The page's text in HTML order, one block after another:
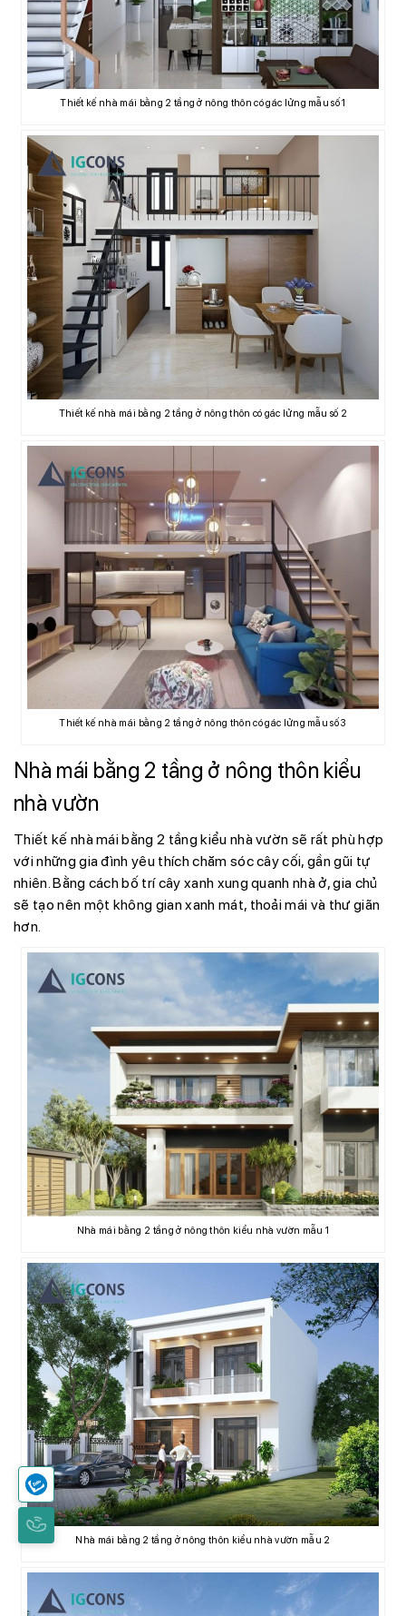
Thiết kế nhà mái bằng 2 tầng ở nông thôn có gác lửng mẫu số 1
Thiết kế nhà mái bằng 2 tầng ở nông thôn có gác lửng mẫu số 2
Thiết kế nhà mái bằng 2 tầng ở nông thôn có gác lửng mẫu số 3
Nhà mái bằng 2 tầng ở nông thôn kiểu
nhà vườn
Thiết kế nhà mái bằng 2 tầng kiểu nhà vườn sẽ rất phù hợp
với những gia đình yêu thích chăm sóc cây cối, gần gũi tự
nhiên. Bằng cách bố trí cây xanh xung quanh nhà ở, gia chủ
sẽ tạo nên một không gian xanh mát, thoải mái và thư giãn
hơn.
Nhà mái bằng 2 tầng ở nông thôn kiểu nhà vườn mẫu 1
Nhà mái bằng 2 tầng ở nông thôn kiểu nhà vườn mẫu 2